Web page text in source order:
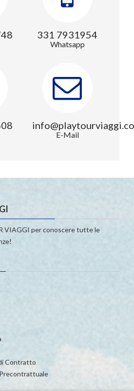
331 7931954
Whatsapp
E-Mail
VIAGGI per conoscere tutte le
Contratto